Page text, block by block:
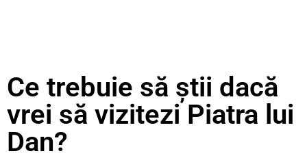
Ce trebuie să știi dacă
vrei să vizitezi Piatra lui
Dan?